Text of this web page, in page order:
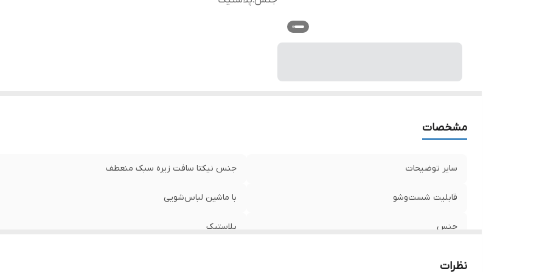
مشخصات
سایر توضیحات جنس نیکتا سافت زیره سبک منعطف
قابلیت شست‌وشو با ماشین لباس‌شویی
جنس پلاستیک
نظرات